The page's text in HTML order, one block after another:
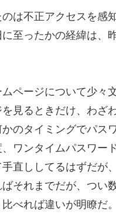
は不正アクセスを感
至ったかの経緯は、
ページについて少々
見るときだけ、わざ
のタイミングでパス
ワンタイムパスワー
直ししてるはずだが
それまでだが、つい
べれば違いが明瞭だ